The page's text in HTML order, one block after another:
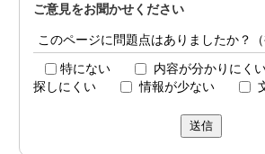
ご意見をお聞かせください
このページに問題点はありましたか？（
特にない 内容が分かりにく
探しにくい
情報が少ない
送信